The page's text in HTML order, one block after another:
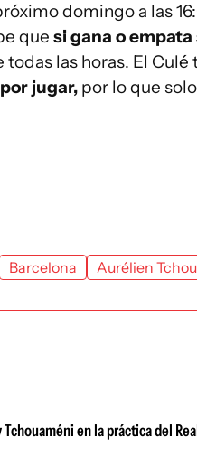
domingo a las
que si gana o
las horas. El Culé
jugar, por lo que
Barcelona Aurélien
en la práctica del